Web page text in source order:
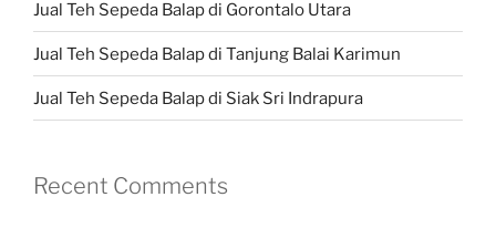
Jual Teh Sepeda Balap di Gorontalo Utara
Jual Teh Sepeda Balap di Tanjung Balai Karimun
Jual Teh Sepeda Balap di Siak Sri Indrapura
Recent Comments